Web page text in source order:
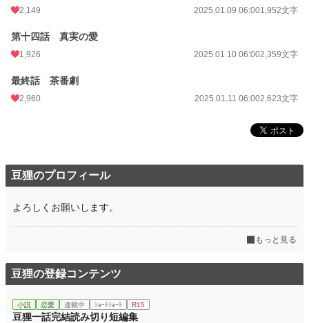
2,149 2025.01.09 06:001,952文字
第十四話 真実の愛
1,926 2025.01.10 06:002,359文字
最終話 茶番劇
2,960 2025.01.11 06:002,623文字
豆狸のプロフィール
よろしくお願いします。
もっと見る
豆狸の登録コンテンツ
小説 恋愛 連載中 ｼｮｰﾄｼｮｰﾄ R15
豆狸一話完結読み切り短編集